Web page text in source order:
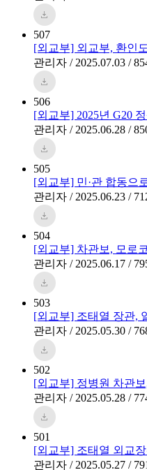
507
[외교부] 외교부, 환인
관리자 / 2025.07.03 /
506
[외교부] 2025년 G20
관리자 / 2025.06.28 /
505
[외교부] 민·관 합동으
관리자 / 2025.06.23 /
504
[외교부] 차관보, 모로
관리자 / 2025.06.17 /
503
[외교부] 조태열 장관,
관리자 / 2025.05.30 /
502
[외교부] 정병원 차관
관리자 / 2025.05.28 /
501
[외교부] 조태열 외교
관리자 / 2025.05.27 /